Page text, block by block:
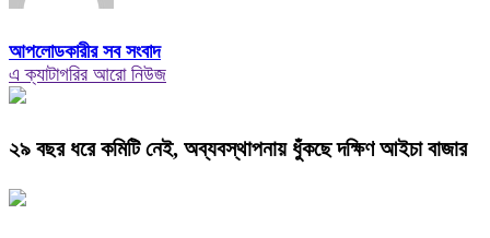
আপলোডকারীর সব সংবাদ
এ ক্যাটাগরির আরো নিউজ
২৯ বছর ধরে কমিটি নেই, অব্যবস্থাপনায় ধুঁকছে দক্ষিণ আইচা বাজার